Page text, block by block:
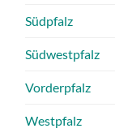
Südpfalz
Südwestpfalz
Vorderpfalz
Westpfalz